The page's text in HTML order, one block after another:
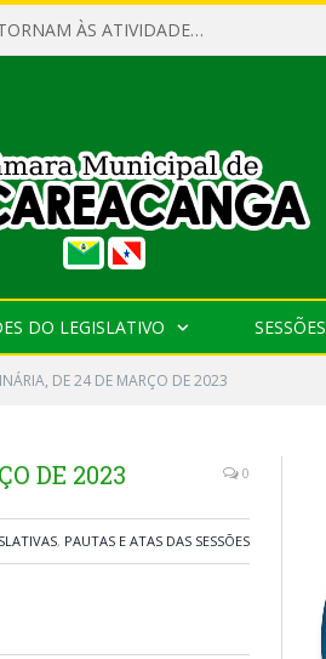
SERVIDORES DA CÂMARA MUNICIPAL RETORNAM ÀS ATIVIDADES APÓS O RECESSO PARLAMENTAR
DO LEGISLATIVO SESSÕES
DE 24 DE MARÇO DE 2023
DE 2023 0
, PAUTAS E ATAS DAS SESSÕES